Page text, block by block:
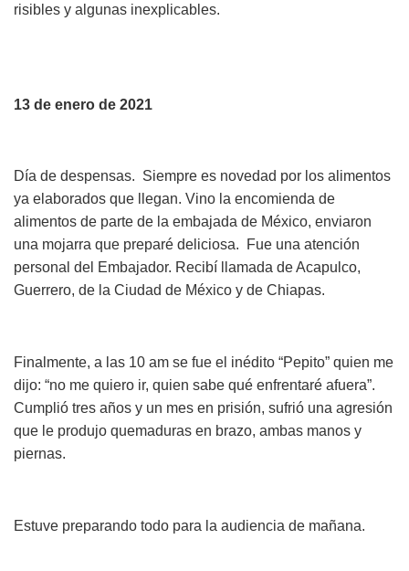
risibles y algunas inexplicables.
13 de enero de 2021
Día de despensas. Siempre es novedad por los alimentos
ya elaborados que llegan. Vino la encomienda de
alimentos de parte de la embajada de México, enviaron
una mojarra que preparé deliciosa. Fue una atención
personal del Embajador. Recibí llamada de Acapulco,
Guerrero, de la Ciudad de México y de Chiapas.
Finalmente, a las 10 am se fue el inédito “Pepito” quien me
dijo: “no me quiero ir, quien sabe qué enfrentaré afuera”.
Cumplió tres años y un mes en prisión, sufrió una agresión
que le produjo quemaduras en brazo, ambas manos y
piernas.
Estuve preparando todo para la audiencia de mañana.